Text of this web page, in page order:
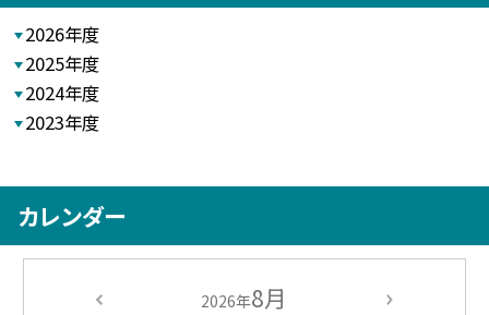
2026年度
2025年度
2024年度
2023年度
カレンダー
2026年8月